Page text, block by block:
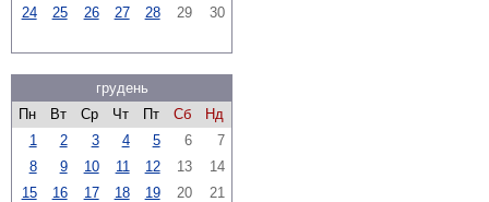
24 25 26 27 28 29 30
грудень
Пн
Вт Ср Чт Пт Сб
Нд
1
2 3 4 5 6
7
8
9 10 11 12 13
14
15
16 17 18 19 20
21